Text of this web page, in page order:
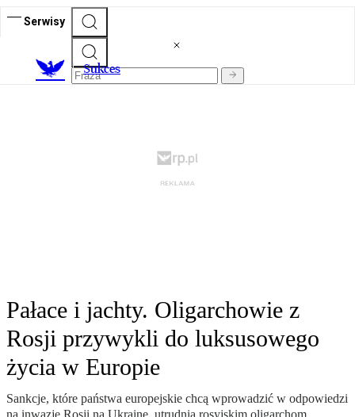
Serwisy
Sukces
Pałace i jachty. Oligarchowie z
Rosji przywykli do luksusowego
życia w Europie
Sankcje, które państwa europejskie chcą wprowadzić w odpowiedzi
na inwazję Rosji na Ukrainę, utrudnią rosyjskim oligarchom